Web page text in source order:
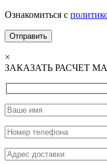
Ознакомиться с
×
ЗАКАЗАТЬ РАСЧЕТ